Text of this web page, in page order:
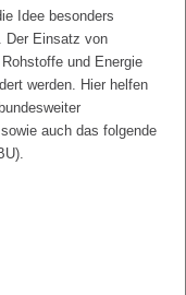
Idee besonders
Der Einsatz von
und Energie
werden. Hier helfen
auch das folgende